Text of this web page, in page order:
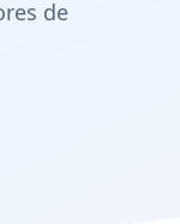
de